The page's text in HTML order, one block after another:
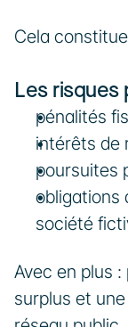
Cela
Les risques
pénalités
intérêts de
poursuites
obligations
société
Avec en plus
surplus et